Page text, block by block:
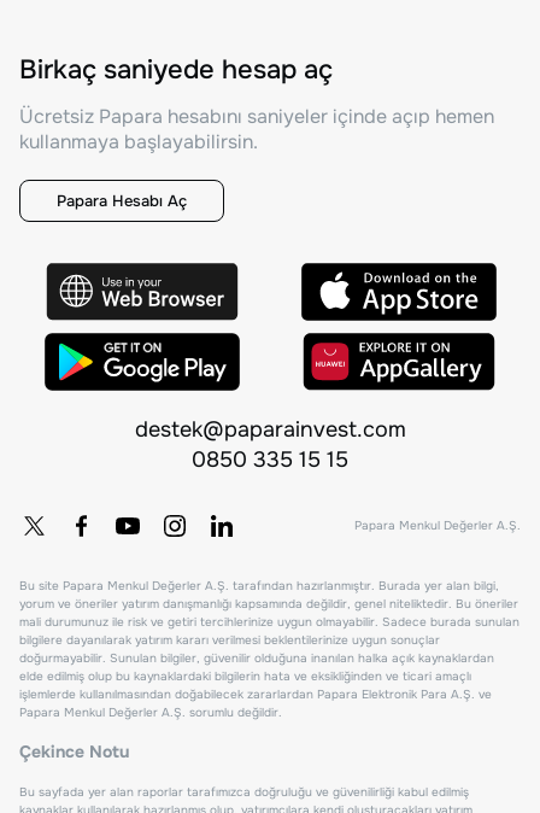
Birkaç saniyede hesap aç
Ücretsiz Papara hesabını saniyeler içinde açıp hemen
kullanmaya başlayabilirsin.
Papara Hesabı Aç
destek@paparainvest.com
0850 335 15 15
Papara Menkul Değerler A.Ş.
Bu site Papara Menkul Değerler A.Ş. tarafından hazırlanmıştır. Burada yer alan bilgi,
yorum ve öneriler yatırım danışmanlığı kapsamında değildir, genel niteliktedir. Bu öneriler
mali durumunuz ile risk ve getiri tercihlerinize uygun olmayabilir. Sadece burada sunulan
bilgilere dayanılarak yatırım kararı verilmesi beklentilerinize uygun sonuçlar
doğurmayabilir. Sunulan bilgiler, güvenilir olduğuna inanılan halka açık kaynaklardan
elde edilmiş olup bu kaynaklardaki bilgilerin hata ve eksikliğinden ve ticari amaçlı
işlemlerde kullanılmasından doğabilecek zararlardan Papara Elektronik Para A.Ş. ve
Papara Menkul Değerler A.Ş. sorumlu değildir.
Çekince Notu
Bu sayfada yer alan raporlar tarafımızca doğruluğu ve güvenilirliği kabul edilmiş